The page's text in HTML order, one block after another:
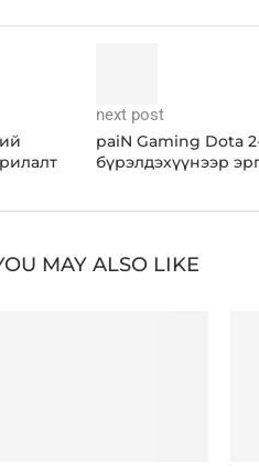
next post
paiN Gaming Dota
бүрэлдэхүүнээр
MAY ALSO LIKE